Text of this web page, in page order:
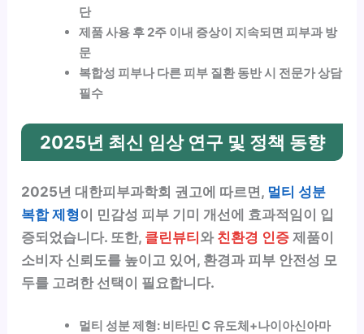
단
제품 사용 후 2주 이내 증상이 지속되면 피부과 방
문
복합성 피부나 다른 피부 질환 동반 시 전문가 상담
필수
2025년 최신 임상 연구 및 정책 동향
2025년 대한피부과학회 권고에 따르면, 멀티 성분
복합 제형이 민감성 피부 기미 개선에 효과적임이 입
증되었습니다. 또한, 클린뷰티 와 친환경 인증 제품이
소비자 신뢰도를 높이고 있어, 환경과 피부 안전성 모
두를 고려한 선택이 필요합니다.
멀티 성분 제형: 비타민 C 유도체+나이아신아마